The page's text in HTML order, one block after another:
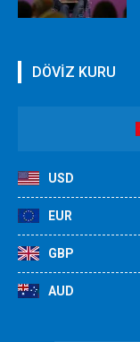
DÖVİZ KURU
USD
EUR
GBP
AUD